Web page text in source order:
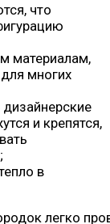
что
материалам,
многих
и крепятся,
в